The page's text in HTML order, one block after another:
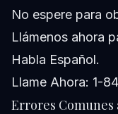
No espere para
Llámenos ahora
Habla Español.
Llame Ahora: 1-
Errores Comunes